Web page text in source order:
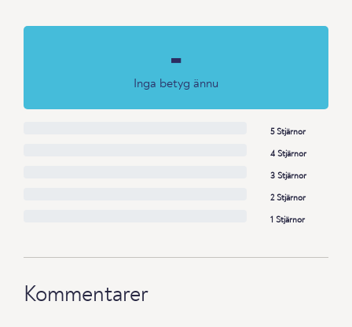
-
Inga betyg ännu
5 Stjärnor
4 Stjärnor
3 Stjärnor
2 Stjärnor
1 Stjärnor
Kommentarer